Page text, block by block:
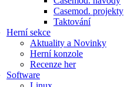
Casemod. projekty
Taktování
Herní sekce
Aktuality a Novinky
Herní konzole
Recenze her
Software